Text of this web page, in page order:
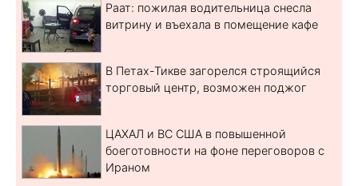
Раат: пожилая водительница снесла
витрину и въехала в помещение кафе
В Петах-Тикве загорелся строящийся
торговый центр, возможен поджог
ЦАХАЛ и ВС США в повышенной
боеготовности на фоне переговоров с
Ираном